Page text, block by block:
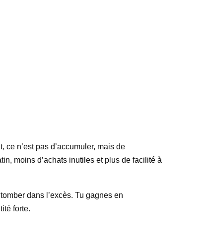
n’est pas d’accumuler, mais de
moins d’achats inutiles et plus de facilité à
dans l’excès. Tu gagnes en
forte.